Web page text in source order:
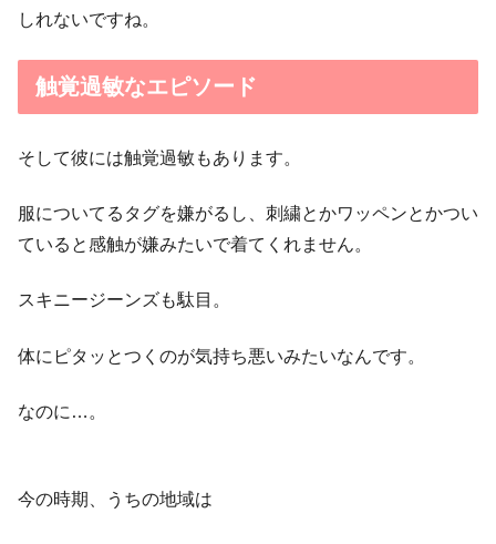
しれないですね。
触覚過敏なエピソード
そして彼には触覚過敏もあります。
服についてるタグを嫌がるし、刺繍とかワッペンとかつい
ていると感触が嫌みたいで着てくれません。
スキニージーンズも駄目。
体にピタッとつくのが気持ち悪いみたいなんです。
なのに…。
今の時期、うちの地域は